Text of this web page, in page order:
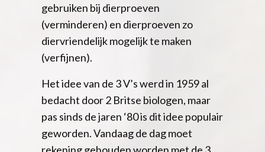
gebruiken bij dierproeven
(verminderen) en dierproeven zo
diervriendelijk mogelijk te maken
(verfijnen).
Het idee van de 3 V’s werd in 1959 al
bedacht door 2 Britse biologen, maar
pas sinds de jaren ‘80 is dit idee populair
geworden. Vandaag de dag moet
rekening gehouden worden met de 3